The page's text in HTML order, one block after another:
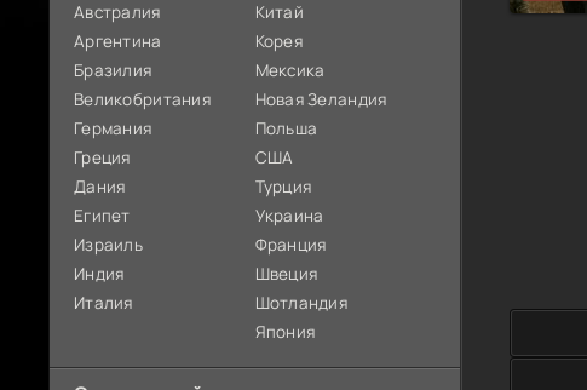
Австралия
Аргентина
Бразилия
Великобритания
Германия
Греция
Дания
Египет
Израиль
Индия
Италия
Китай
Корея
Мексика
Новая Зеландия
Польша
США
Турция
Украина
Франция
Швеция
Шотландия
Япония